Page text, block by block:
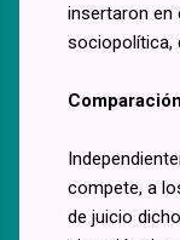
insertaron en
sociopolítica,
compete, a
de juicio